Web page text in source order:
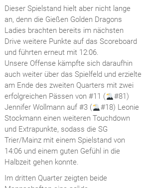
Dieser Spielstand hielt aber nicht lange
an, denn die Gießen Golden Dragons
Ladies brachten bereits im nächsten
Drive weitere Punkte auf das Scoreboard
und führten erneut mit 12:06.
Unsere Offense kämpfte sich daraufhin
auch weiter über das Spielfeld und erzielte
am Ende des zweiten Quarters mit zwei
erfolgreichen Pässen von #11 (
#81)
Jennifer Wollmann auf #3 (
#18) Leonie
Stockmann einen weiteren Touchdown
und Extrapunkte, sodass die SG
Trier/Mainz mit einem Spielstand von
14:06 und einem guten Gefühl in die
Halbzeit gehen konnte.
Im dritten Quarter zeigten beide